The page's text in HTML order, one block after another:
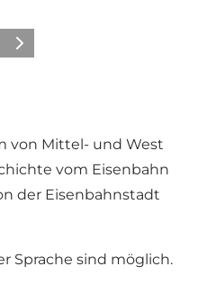
Folie
Nächste Folie
von Mittel- und West
vom Eisenbahn
der Eisenbahnstadt
Sprache sind möglich.